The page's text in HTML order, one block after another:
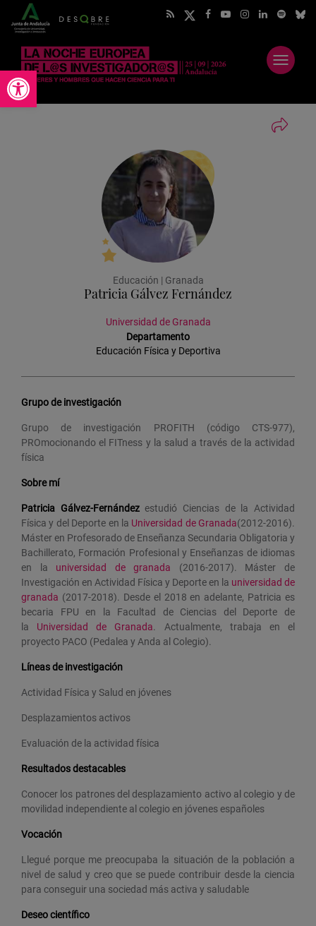
Abrir barra de herramientas
Abrir
menú
Educación | Granada
Patricia Gálvez Fernández
Universidad de Granada
Departamento
Educación Física y Deportiva
Grupo de investigación
Grupo de investigación PROFITH (código CTS-977),
PROmocionando el FITness y la salud a través de la actividad
física
Sobre mí
Patricia Gálvez-Fernándezestudió Ciencias de la Actividad
Física y del Deporte en la Universidad de Granada(2012-2016).
Máster en Profesorado de Enseñanza Secundaria Obligatoria y
Bachillerato, Formación Profesional y Enseñanzas de idiomas
en la universidad de granada (2016-2017). Máster de
Investigación en Actividad Física y Deporte en la universidad de
granada (2017-2018). Desde el 2018 en adelante, Patricia es
becaria FPU en la Facultad de Ciencias del Deporte de
la Universidad de Granada. Actualmente, trabaja en el
proyecto PACO (Pedalea y Anda al Colegio).
Líneas de investigación
Actividad Física y Salud en jóvenes
Desplazamientos activos
Evaluación de la actividad física
Resultados destacables
Conocer los patrones del desplazamiento activo al colegio y de
movilidad independiente al colegio en jóvenes españoles
Vocación
Llegué porque me preocupaba la situación de la población a
nivel de salud y creo que se puede contribuir desde la ciencia
para conseguir una sociedad más activa y saludable
Deseo científico